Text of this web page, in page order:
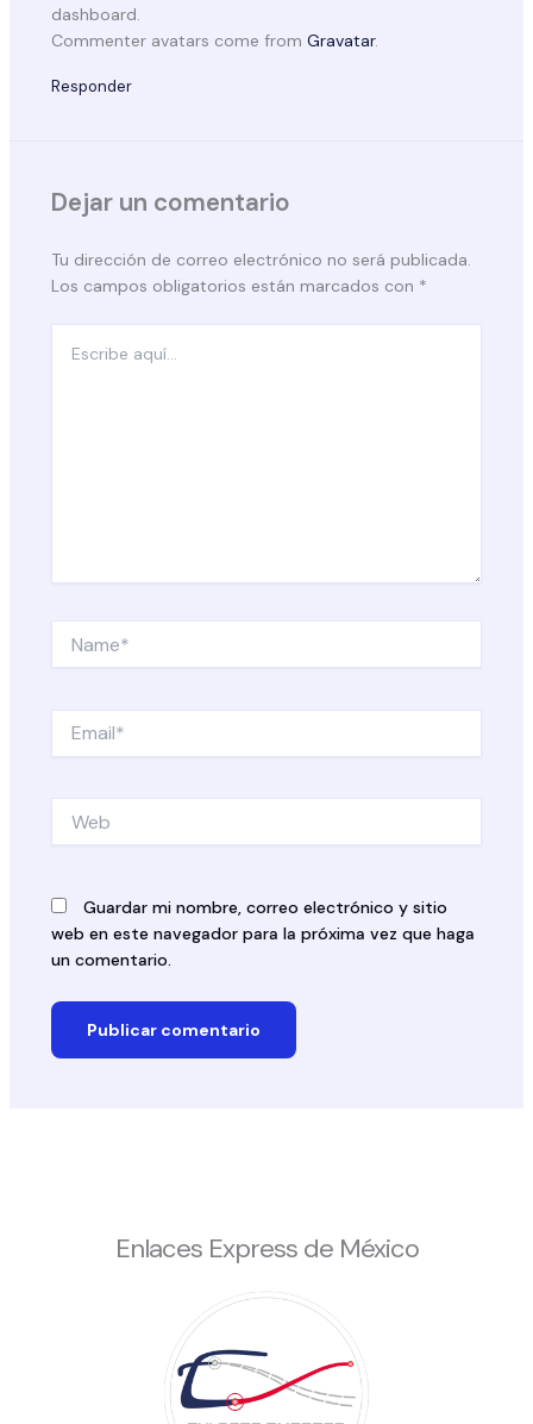
dashboard.
Commenter avatars come from Gravatar.
Responder
Dejar un comentario
Tu dirección de correo electrónico no será publicada.
Los campos obligatorios están marcados con *
aquí...
Guardar mi nombre, correo electrónico y sitio
web en este navegador para la próxima vez que haga
un comentario.
Enlaces Express de México